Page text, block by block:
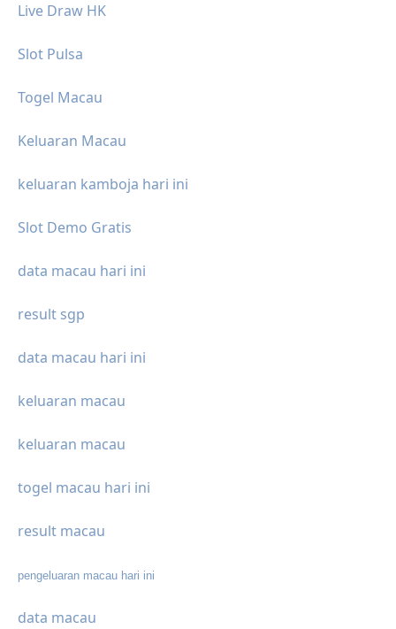
Live Draw HK
Slot Pulsa
Togel Macau
Keluaran Macau
keluaran kamboja hari ini
Slot Demo Gratis
data macau hari ini
result sgp
data macau hari ini
keluaran macau
keluaran macau
togel macau hari ini
result macau
pengeluaran macau hari ini
data macau